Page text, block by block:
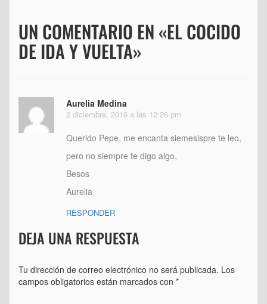
UN COMENTARIO EN «EL COCIDO
DE IDA Y VUELTA»
Aurelia Medina
2 diciembre, 2016 a las 12:26 pm
Querido Pepe, me encanta siemesispre te leo,
pero no siempre te digo algo,
Besos
Aurelia
RESPONDER
DEJA UNA RESPUESTA
Tu dirección de correo electrónico no será publicada. Los
campos obligatorios están marcados con *